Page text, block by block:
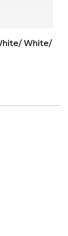
White/